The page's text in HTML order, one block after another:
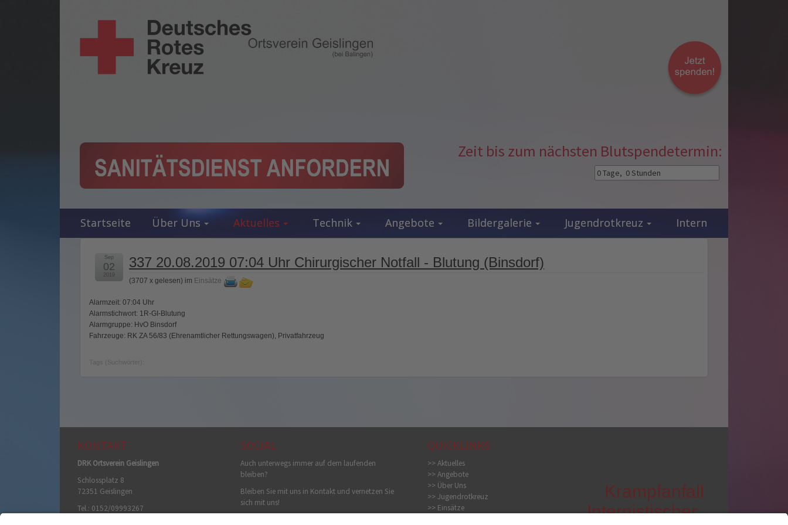
Zeit bis zum nächsten Blutspendetermin:
Startseite Über Uns Aktuelles Technik Angebote Bildergalerie Jugendrotkreuz Intern
337 20.08.2019 07:04 Uhr Chirurgischer Notfall - Blutung (Binsdorf)
(3707 x gelesen) im Einsätze
Sep
02
2019
Alarmzeit: 07:04 Uhr
Alarmstichwort: 1R-GI-Blutung
Alarmgruppe: HvO Binsdorf
Fahrzeuge: RK ZA 56/83 (Ehrenamtlicher Rettungswagen), Privatfahrzeug
Tags (Suchwörter):
KONTAKT
DRK Ortsverein Geislingen
Schlossplatz 8
72351 Geislingen
Tel.: 0152/09993267
SOCIAL
Auch unterwegs immer auf dem laufenden
bleiben?
Bleiben Sie mit uns in Kontakt und vernetzen Sie
sich mit uns!
QUICKLINKS
>> Aktuelles
>> Angebote
>> Über Uns
>> Jugendrotkreuz
>> Einsätze
Internistischer
Krampfanfall